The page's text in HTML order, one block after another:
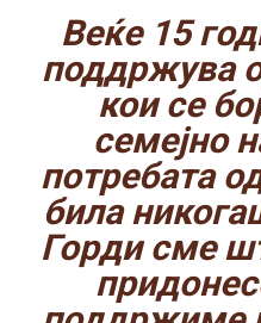
Веќе 15
поддржува
кои се
семејно
потребата
била
Горди сме